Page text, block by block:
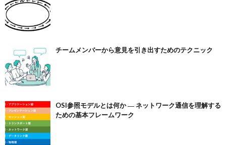
チームメンバーから意見を引き出すためのテクニック
OSI参照モデルとは何か ― ネットワーク通信を理解する
ための基本フレームワーク